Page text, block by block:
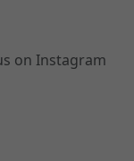
on Instagram